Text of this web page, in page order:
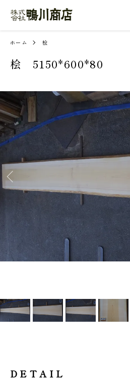
ホーム 桧
桧 5150*600*80
DETAIL